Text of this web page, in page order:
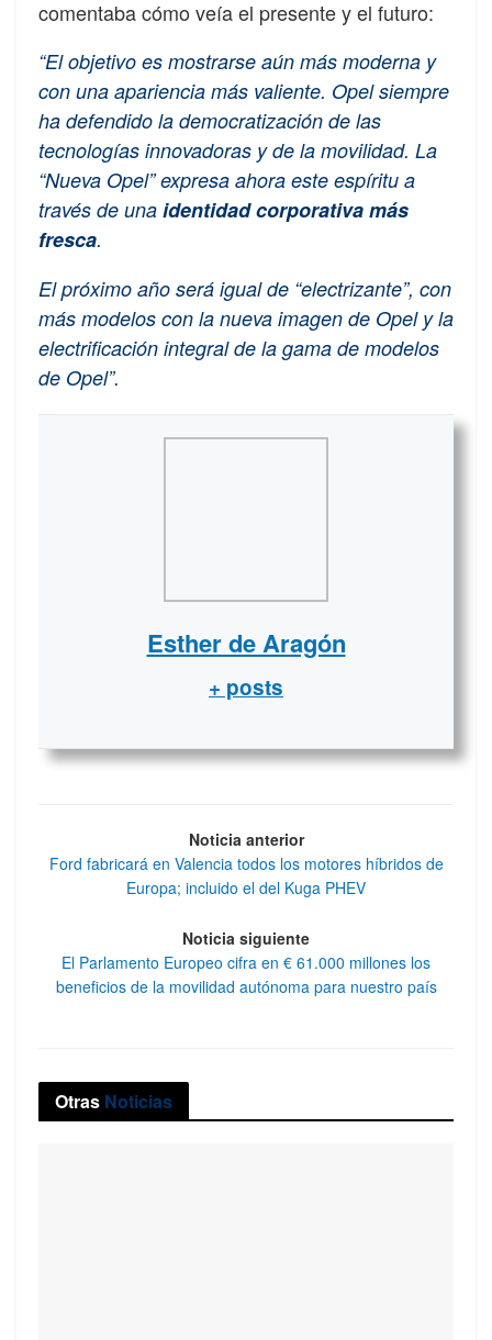
comentaba cómo veía el presente y el futuro:
“El objetivo es mostrarse aún más moderna y
con una apariencia más valiente. Opel siempre
ha defendido la democratización de las
tecnologías innovadoras y de la movilidad. La
“Nueva Opel” expresa ahora este espíritu a
través de una identidad corporativa más
fresca.
El próximo año será igual de “electrizante”, con
más modelos con la nueva imagen de Opel y la
electrificación integral de la gama de modelos
de Opel”.
Esther de Aragón
+ posts
Noticia anterior
Ford fabricará en Valencia todos los motores híbridos de
Europa; incluido el del Kuga PHEV
Noticia siguiente
El Parlamento Europeo cifra en € 61.000 millones los
beneficios de la movilidad autónoma para nuestro país
Otras Noticias